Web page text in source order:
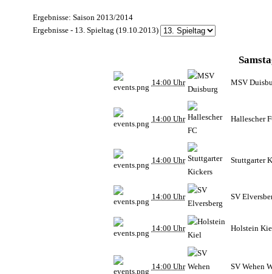
Ergebnisse: Saison 2013/2014
Ergebnisse - 13. Spieltag (19.10.2013)
14:00 Uhr MSV
14:00 Uhr Hallescher
14:00 Uhr Stuttgarter
14:00 Uhr SV
14:00 Uhr Holstein
14:00 Uhr SV Wehen